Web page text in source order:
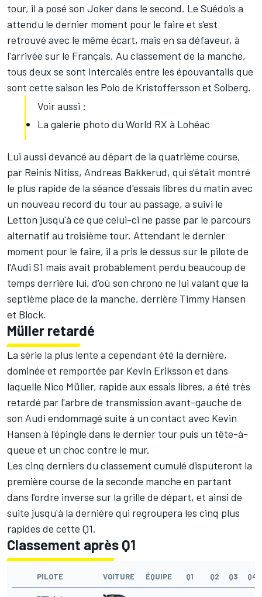
tour, il a posé son Joker dans le second. Le Suédois a
attendu le dernier moment pour le faire et s'est
retrouvé avec le même écart, mais en sa défaveur, à
l'arrivée sur le Français. Au classement de la manche,
tous deux se sont intercalés entre les épouvantails que
sont cette saison les Polo de Kristoffersson et Solberg.
Voir aussi :
La galerie photo du World RX à Lohéac
Lui aussi devancé au départ de la quatrième course,
par Reinis Nitiss, Andreas Bakkerud, qui s'était montré
le plus rapide de la séance d'essais libres du matin avec
un nouveau record du tour au passage, a suivi le
Letton jusqu'à ce que celui-ci ne passe par le parcours
alternatif au troisième tour. Attendant le dernier
moment pour le faire, il a pris le dessus sur le pilote de
l'Audi S1 mais avait probablement perdu beaucoup de
temps derrière lui, d'où son chrono ne lui valant que la
septième place de la manche, derrière Timmy Hansen
et Block.
Müller retardé
La série la plus lente a cependant été la dernière,
dominée et remportée par Kevin Eriksson et dans
laquelle Nico Müller, rapide aux essais libres, a été très
retardé par l'arbre de transmission avant-gauche de
son Audi endommagé suite à un contact avec Kevin
Hansen à l'épingle dans le dernier tour puis un tête-à-
queue et un choc contre le mur.
Les cinq derniers du classement cumulé disputeront la
première course de la seconde manche en partant
dans l'ordre inverse sur la grille de départ, et ainsi de
suite jusqu'à la dernière qui regroupera les cinq plus
rapides de cette Q1.
Classement après Q1
PILOTE VOITURE ÉQUIPE Q1 Q2 Q3 Q4